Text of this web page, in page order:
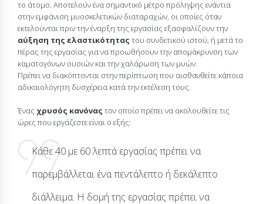
το άτομο. Αποτελούν ένα σημαντικό μέτρο πρόληψης ενάντια
στην εμφάνιση μυοσκελετικών διαταραχών, οι οποίες όταν
εκτελούνται πριν την έναρξη της εργασίας εξασφαλίζουν την
αύξηση της ελαστικότητας του συνδετικού ιστού, ή μετά το
πέρας της εργασίας για να προωθήσουν την απομάκρυνση των
καματογόνων ουσιών και την χαλάρωση των μυών.
Πρέπει να διακόπτονται στην περίπτωση που αισθανθείτε κάποια
αδικαιολόγητη δυσχέρεια κατά την εκτέλεση τους.
Ένας χρυσός κανόνας τον οποίο πρέπει να ακολουθείτε τις
ώρες που εργάζεστε είναι ο εξής:
Κάθε 40 με 60 λεπτά εργασίας πρέπει να
παρεμβάλλεται ένα πεντάλεπτο ή δεκάλεπτο
διάλλειμα. Η δομή της εργασίας πρέπει να